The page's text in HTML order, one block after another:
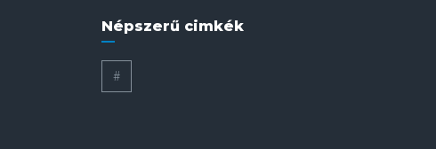
Népszerű cimkék
#